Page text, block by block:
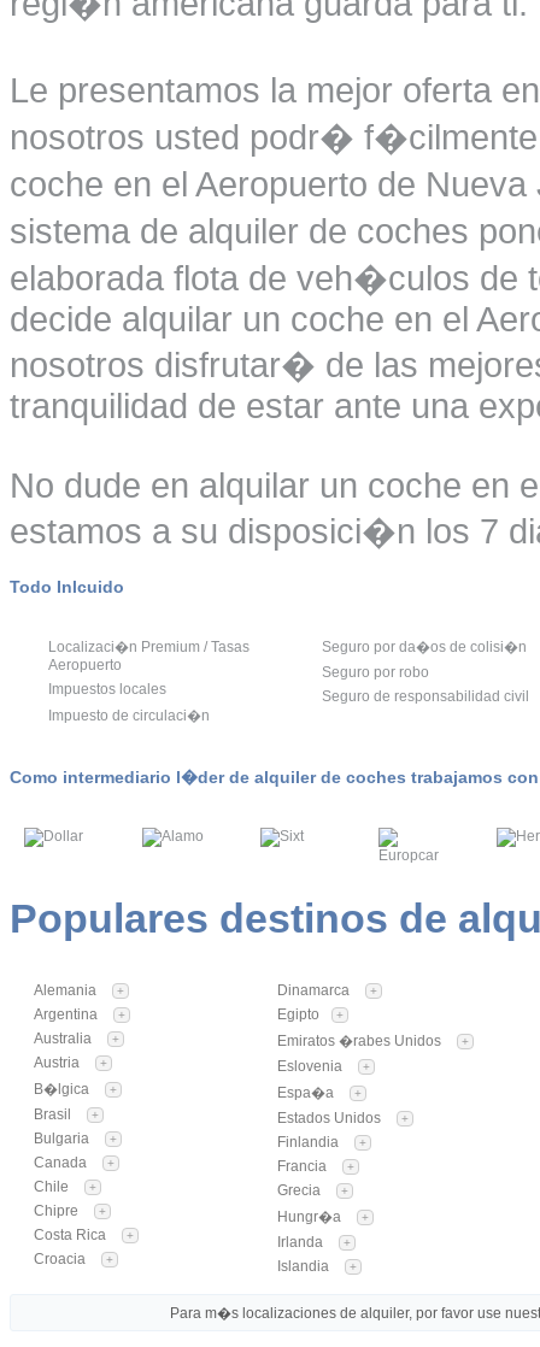
Le presentamos la mejor oferta
nosotros usted podr�
coche en el Aeropuerto de
sistema de alquiler de coches
elaborada flota de veh�culos de
decide alquilar un coche en el
nosotros disfrutar� de las
tranquilidad de estar ante una
No dude en alquilar un coche en
estamos a su disposici�n los 7
Todo Inlcuido
Localizaci�n Premium / Tasas
Aeropuerto
Impuestos locales
Impuesto de circulaci�n
Seguro por da�os de colisi�n
Seguro por robo
Seguro de responsabilidad civil
Como intermediario l�der de alquiler de coches trabajamos
Populares destinos de
Alemania +
Argentina +
Australia +
Austria +
B�lgica +
Brasil +
Bulgaria +
Canada +
Chile +
Chipre +
Costa Rica +
Croacia +
Dinamarca +
Egipto +
Emiratos �rabes Unidos +
Eslovenia +
Espa�a +
Estados Unidos +
Finlandia +
Francia +
Grecia +
Hungr�a +
Irlanda +
Islandia +
Para m�s localizaciones de alquiler, por favor use